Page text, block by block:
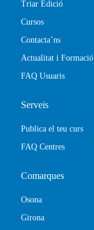
Triar Edició
Cursos
Contacta’ns
Actualitat i Formació
FAQ Usuaris
Serveis
Publica el teu curs
FAQ Centres
Comarques
Osona
Girona